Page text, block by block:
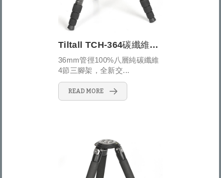
Tiltall TCH-364碳纖維穩定型三腳架
36mm管徑100%八層純碳纖維
4節三腳架，全新交...
READ MORE